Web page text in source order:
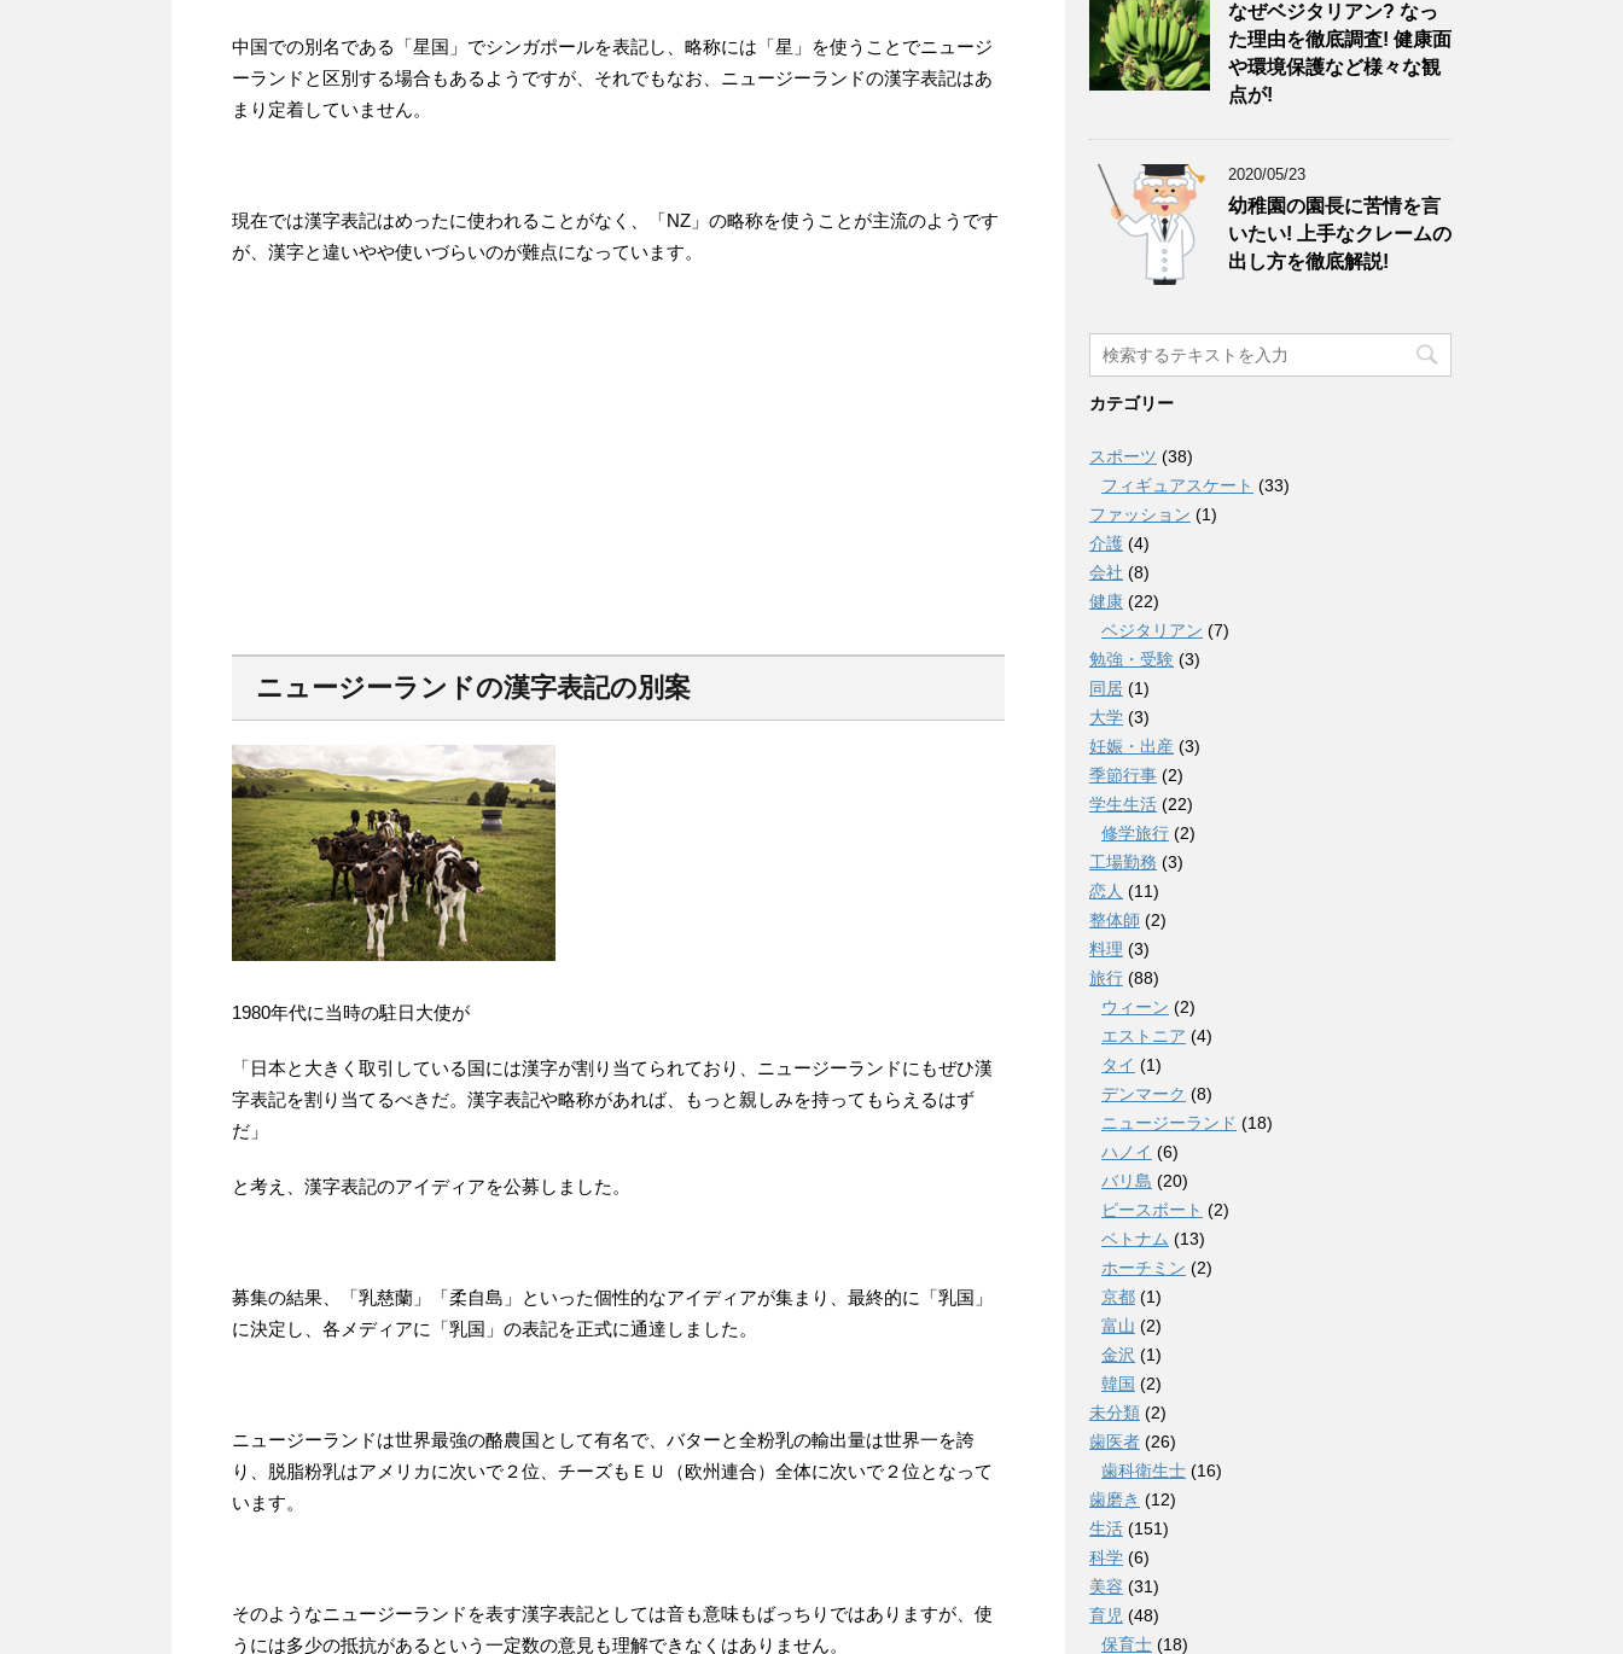
中国での別名である「星国」でシンガポールを表記し、略称には「星」を使うことでニュージ
ーランドと区別する場合もあるようですが、それでもなお、ニュージーランドの漢字表記はあ
まり定着していません。
現在では漢字表記はめったに使われることがなく、「NZ」の略称を使うことが主流のようです
が、漢字と違いやや使いづらいのが難点になっています。
ニュージーランドの漢字表記の別案
1980年代に当時の駐日大使が
「日本と大きく取引している国には漢字が割り当てられており、ニュージーランドにもぜひ漢
字表記を割り当てるべきだ。漢字表記や略称があれば、もっと親しみを持ってもらえるはず
だ」
と考え、漢字表記のアイディアを公募しました。
募集の結果、「乳慈蘭」「柔自島」といった個性的なアイディアが集まり、最終的に「乳国」
に決定し、各メディアに「乳国」の表記を正式に通達しました。
ニュージーランドは世界最強の酪農国として有名で、バターと全粉乳の輸出量は世界一を誇
り、脱脂粉乳はアメリカに次いで２位、チーズもＥＵ（欧州連合）全体に次いで２位となって
います。
そのようなニュージーランドを表す漢字表記としては音も意味もばっちりではありますが、使
うには多少の抵抗があるという一定数の意見も理解できなくはありません。
なぜベジタリアン? なっ
た理由を徹底調査! 健康面
や環境保護など様々な観
点が!
2020/05/23
幼稚園の園長に苦情を言
いたい! 上手なクレームの
出し方を徹底解説!
カテゴリー
スポーツ (38)
フィギュアスケート (33)
ファッション (1)
介護 (4)
会社 (8)
健康 (22)
ベジタリアン (7)
勉強・受験 (3)
同居 (1)
大学 (3)
妊娠・出産 (3)
季節行事 (2)
学生生活 (22)
修学旅行 (2)
工場勤務 (3)
恋人 (11)
整体師 (2)
料理 (3)
旅行 (88)
ウィーン (2)
エストニア (4)
タイ (1)
デンマーク (8)
ニュージーランド (18)
ハノイ (6)
バリ島 (20)
ピースボート (2)
ベトナム (13)
ホーチミン (2)
京都 (1)
富山 (2)
金沢 (1)
韓国 (2)
未分類 (2)
歯医者 (26)
歯科衛生士 (16)
歯磨き (12)
生活 (151)
科学 (6)
美容 (31)
育児 (48)
保育士 (18)